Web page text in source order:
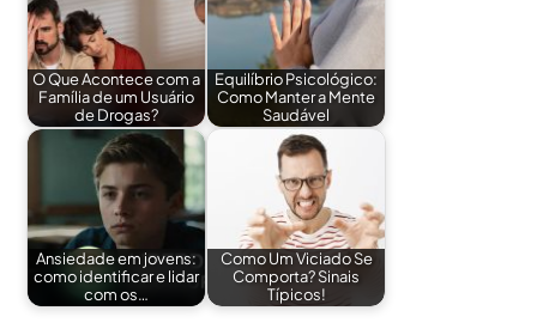
O Que Acontece com a
Família de um Usuário
de Drogas?
Equilíbrio Psicológico:
Como Manter a Mente
Saudável
Ansiedade em jovens:
como identificar e lidar
com os…
Como Um Viciado Se
Comporta? Sinais
Típicos!